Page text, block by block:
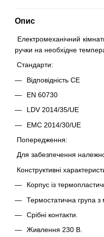
Опис
Електромеханічний
ручки на необхідне
Стандарти:
Відповідність CE
EN 60730
LDV 2014/35/UE
EMC 2014/30/UE
Попередження:
Для забезпечення
Конструктивні
Корпус із
Термостатична група
Срібні контакти.
Живлення 230 В.